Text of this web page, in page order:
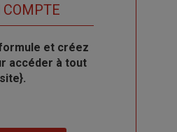
COMPTE
et créez
accéder à tout